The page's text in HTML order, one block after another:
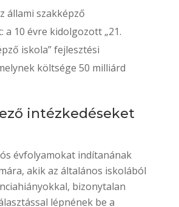
állami szakképző
a 10 évre kidolgozott „21.
iskola” fejlesztési
költsége 50 milliárd
intézkedéseket
évfolyamokat indítanának
akik az általános iskolából
bizonytalan
lépnének be a